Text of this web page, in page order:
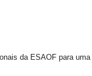
da ESAOF para